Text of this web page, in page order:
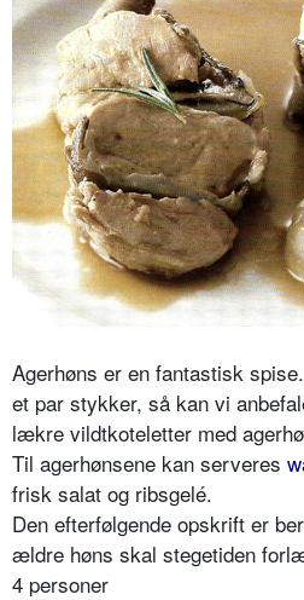
Agerhøns er en fantastisk
et par stykker, så kan vi
lækre vildtkoteletter med
Til agerhønsene kan serveres
frisk salat og ribsgelé.
Den efterfølgende opskrift er
ældre høns skal stegetiden
4 personer